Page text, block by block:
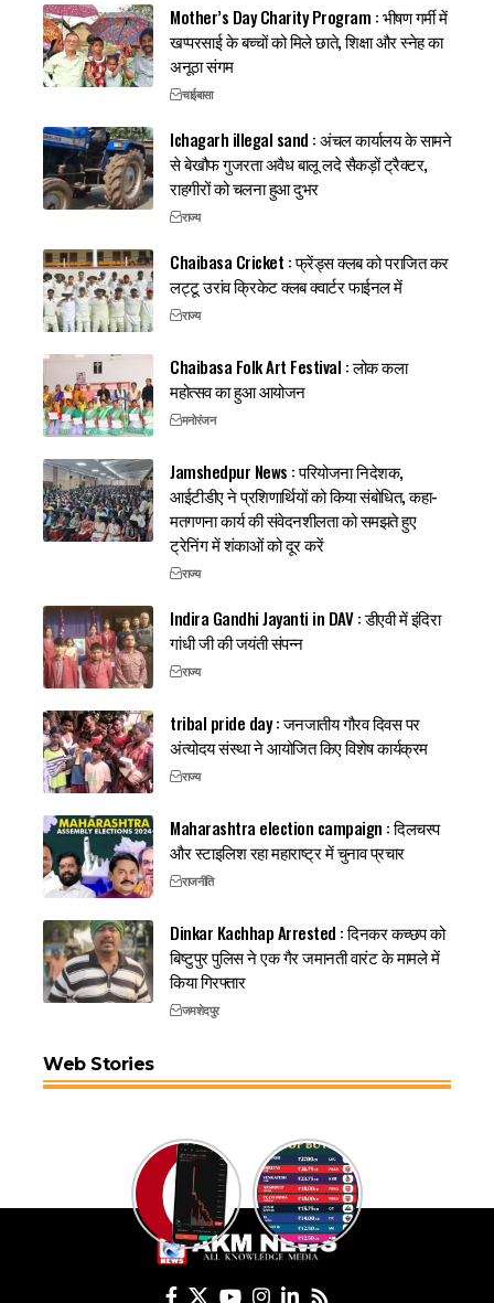
Mother’s Day Charity Program : भीषण गर्मी में
खप्परसाई के बच्चों को मिले छाते, शिक्षा और स्नेह का
अनूठा संगम
चाईबासा
Ichagarh illegal sand : अंचल कार्यालय के सामने
से बेखौफ गुजरता अवैध बालू लदे सैकड़ों ट्रैक्टर,
राहगीरों को चलना हुआ दुभर
राज्य
Chaibasa Cricket : फ्रेंड्स क्लब को पराजित कर
लट्टू उरांव क्रिकेट क्लब क्वार्टर फाईनल में
राज्य
Chaibasa Folk Art Festival : लोक कला
महोत्सव का हुआ आयोजन
मनोरंजन
Jamshedpur News : परियोजना निदेशक,
आईटीडीए ने प्रशिणार्थियों को किया संबोधित, कहा-
मतगणना कार्य की संवेदनशीलता को समझते हुए
ट्रेनिंग में शंकाओं को दूर करें
राज्य
Indira Gandhi Jayanti in DAV : डीएवी में इंदिरा
गांधी जी की जयंती संपन्न
राज्य
tribal pride day : जनजातीय गौरव दिवस पर
अंत्योदय संस्था ने आयोजित किए विशेष कार्यक्रम
राज्य
Maharashtra election campaign : दिलचस्प
और स्टाइलिश रहा महाराष्ट्र में चुनाव प्रचार
राजनीति
Dinkar Kachhap Arrested : दिनकर कच्छप को
बिष्टुपुर पुलिस ने एक गैर जमानती वारंट के मामले में
किया गिरफ्तार
जमशेदपुर
Web Stories